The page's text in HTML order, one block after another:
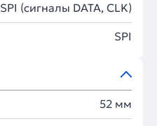
SPI (сигналы DATA, CLK)
SPI
52 мм